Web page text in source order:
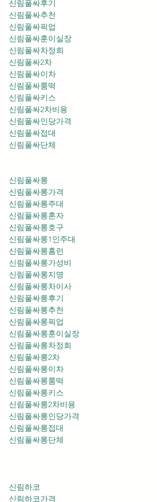
신림풀싸후기
신림풀싸추천
신림풀싸훈이실장
신림풀싸차정희
신림풀싸2차
신림풀싸이차
신림풀싸룸떡
신림풀싸키스
신림풀싸2차비용
신림풀싸인당가격
신림풀싸접대
신림풀싸단체
신림풀싸롱
신림풀싸롱가격
신림풀싸롱주대
신림풀싸롱혼자
신림풀싸롱호구
신림풀싸롱1인주대
신림풀싸롱홈런
신림풀싸롱가성비
신림풀싸롱지명
신림풀싸롱차이사
신림풀싸롱후기
신림풀싸롱추천
신림풀싸롱훈이실장
신림풀싸롱차정희
신림풀싸롱2차
신림풀싸롱이차
신림풀싸롱룸떡
신림풀싸롱키스
신림풀싸롱2차비용
신림풀싸롱인당가격
신림풀싸롱접대
신림풀싸롱단체
신림하코
신림하코가격